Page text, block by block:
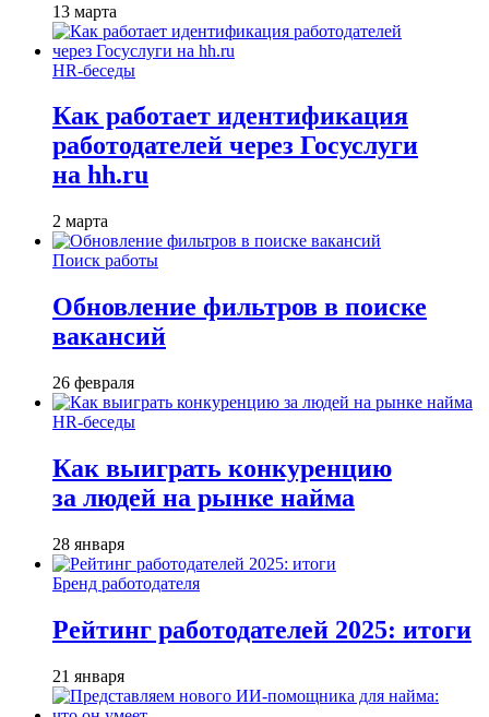
13 марта
HR-беседы
Как работает идентификация
работодателей через Госуслуги
на hh.ru
2 марта
Поиск работы
Обновление фильтров в поиске
вакансий
26 февраля
HR-беседы
Как выиграть конкуренцию
за людей на рынке найма
28 января
Бренд работодателя
Рейтинг работодателей 2025: итоги
21 января